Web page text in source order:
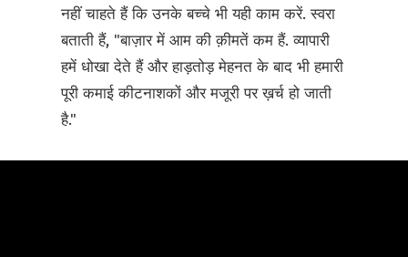
नहीं चाहते हैं कि उनके बच्चे भी यही काम करें. स्वरा
बताती हैं, "बाज़ार में आम की क़ीमतें कम हैं. व्यापारी
हमें धोखा देते हैं और हाड़तोड़ मेहनत के बाद भी हमारी
पूरी कमाई कीटनाशकों और मजूरी पर ख़र्च हो जाती
है."